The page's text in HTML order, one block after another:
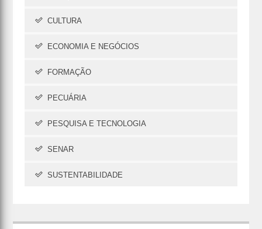
CULTURA
ECONOMIA E NEGÓCIOS
FORMAÇÃO
PECUÁRIA
PESQUISA E TECNOLOGIA
SENAR
SUSTENTABILIDADE